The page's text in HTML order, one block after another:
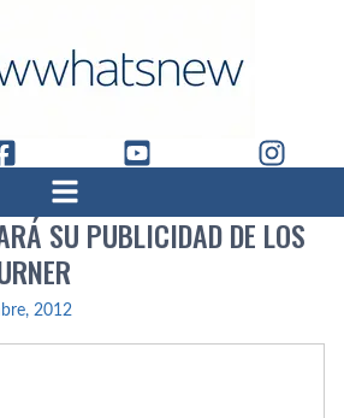
SU PUBLICIDAD DE LOS
2012